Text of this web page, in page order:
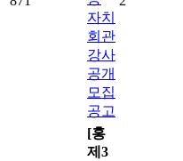
자치
회관
강사
공개
모집
공고
[홍
제3